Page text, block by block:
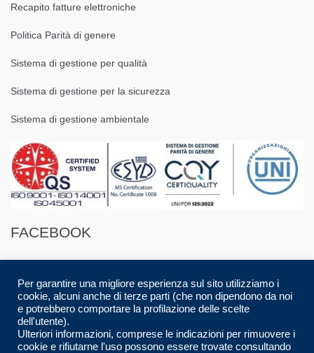
Recapito fatture elettroniche
Politica Parità di genere
Sistema di gestione per qualità
Sistema di gestione per la sicurezza
Sistema di gestione ambientale
FACEBOOK
© 2016 Spazio88 S.r.l. p.i. 08283280017 | Developed by
Designed by AdContent | All Rights Reserved.
Per garantire una migliore esperienza sul sito utilizziamo i
cookie, alcuni anche di terze parti (che non dipendono da noi
e potrebbero comportare la profilazione delle scelte
dell'utente).
Ulteriori informazioni, comprese le indicazioni per rimuovere i
cookie e rifiutarne l'uso possono essere trovate consultando